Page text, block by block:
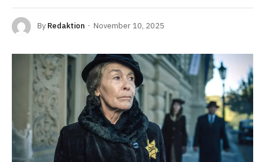
By Redaktion November 10, 2025